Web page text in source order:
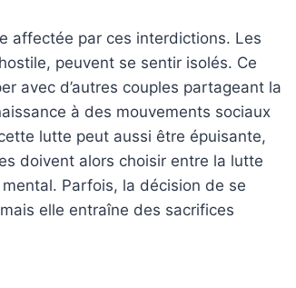
affectée par ces interdictions. Les
peuvent se sentir isolés. Ce
avec d’autres couples partageant la
à des mouvements sociaux
lutte peut aussi être épuisante,
doivent alors choisir entre la lutte
Parfois, la décision de se
elle entraîne des sacrifices